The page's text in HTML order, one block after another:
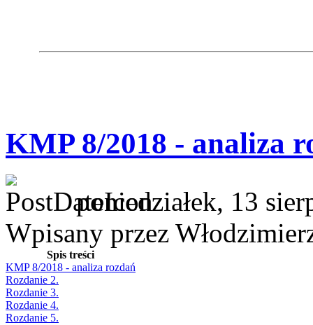
KMP 8/2018 - analiza
poniedziałek, 13
Wpisany przez
Spis treści
KMP 8/2018 - analiza rozdań
Rozdanie 2.
Rozdanie 3.
Rozdanie 4.
Rozdanie 5.